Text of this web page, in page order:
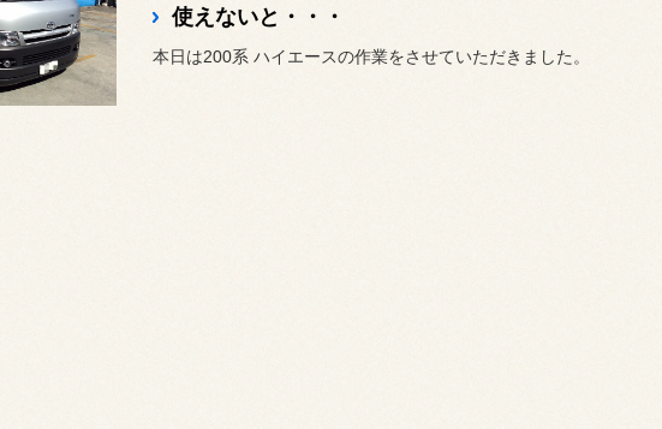
使えないと・・・
本日は200系 ハイエースの作業をさせていただきました。